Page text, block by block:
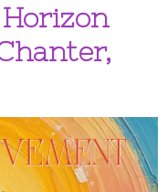
Horizon